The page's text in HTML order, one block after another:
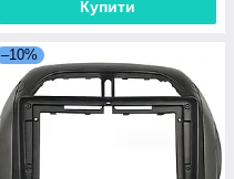
Купити
–10%